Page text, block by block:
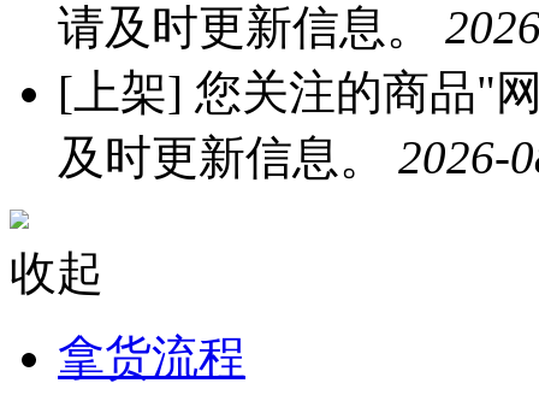
请及时更新信息。
[上架] 您关注的商品"
及时更新信息。 2026-
收起
拿货流程